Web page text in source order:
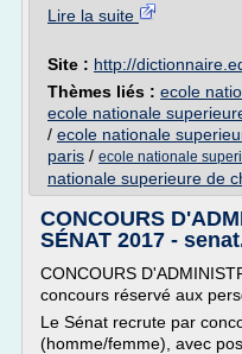
Lire la suite
Site : http://
Thèmes liés : ecole
ecole nationale
/ ecole nationale
paris / ecole nationale
nationale superieure de
CONCOURS
SÉNAT 2017 -
CONCOURS
concours réservé aux
Le Sénat recrute par
(homme/femme), avec